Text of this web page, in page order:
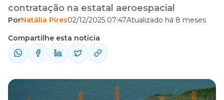
contratação na estatal aeroespacial
PorNatália Pires02/12/2025 07:47Atualizado há 8 meses
Compartilhe esta notícia